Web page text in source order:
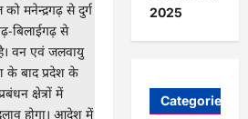
2025
Categories